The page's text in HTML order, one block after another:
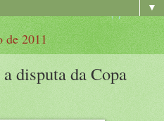
▼
de 2011
disputa da Copa